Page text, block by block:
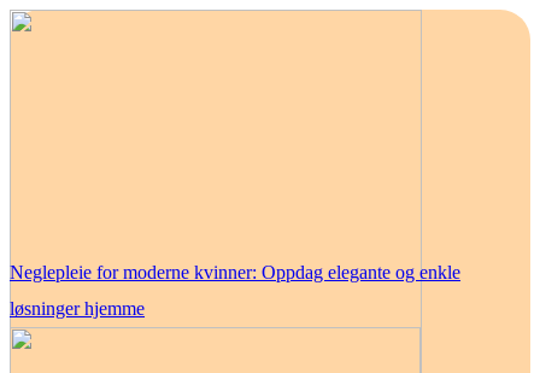
Neglepleie for moderne kvinner: Oppdag elegante og enkle
løsninger hjemme